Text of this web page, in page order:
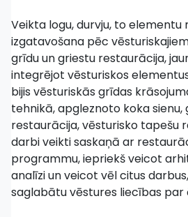
Veikta logu, durvju, to elementu
izgatavošana pēc
grīdu un griestu restaurācija,
integrējot vēsturiskos
bijis vēsturiskās grīdas
tehnikā, apgleznoto koka
restaurācija, vēsturisko tapešu
darbi veikti saskaņā ar
programmu, iepriekš veicot
analīzi un veicot vēl citus
saglabātu vēstures liecības par